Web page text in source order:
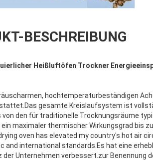
BESCHREIBUNG
Heißluftöfen Trockner
hochtemperaturbeständigen
gesamte Kreislaufsystem ist
den für traditionelle Trocknungsräume
maximaler thermischer Wirkungsgrad bis
oven has elevated my country's hot air
international standards.Es hat eine
Unternehmen verbessert.zur Benennung